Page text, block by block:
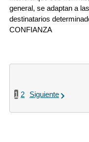
general, se adaptan a
destinatarios
CONFIANZA
1 2 Siguiente